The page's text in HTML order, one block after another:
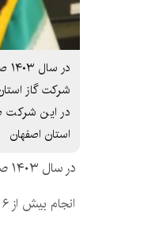
در این شرکت
استان اصفهان
در سال ۱۴۰۳ صورت پذیرفت:
انجام بیش از ۶ میلیون و ۷۹۷ هزار نفر ساعت کار بدون حادثه در شرکت گاز استان اصفهان